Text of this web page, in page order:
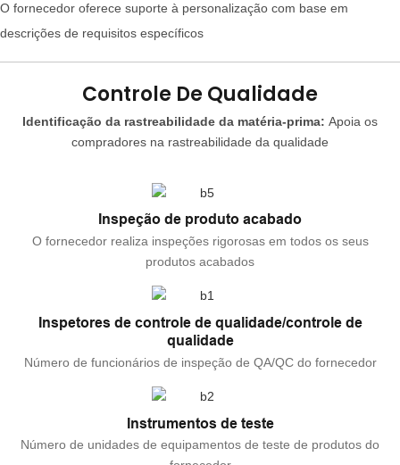
O fornecedor oferece suporte à personalização com base em
descrições de requisitos específicos
Controle De Qualidade
Identificação da rastreabilidade da matéria-prima: Apoia os
compradores na rastreabilidade da qualidade
Inspeção de produto acabado
O fornecedor realiza inspeções rigorosas em todos os seus
produtos acabados
Inspetores de controle de qualidade/controle de
qualidade
Número de funcionários de inspeção de QA/QC do fornecedor
Instrumentos de teste
Número de unidades de equipamentos de teste de produtos do